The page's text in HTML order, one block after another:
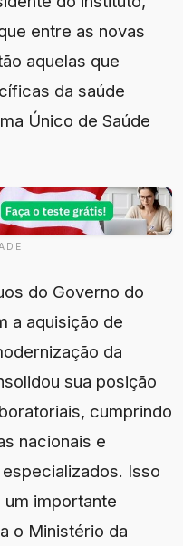
entre as novas
aquelas que
da saúde
Único de Saúde
do Governo do
a aquisição de
da
sua posição
cumprindo
nacionais e
Isso
importante
o Ministério da